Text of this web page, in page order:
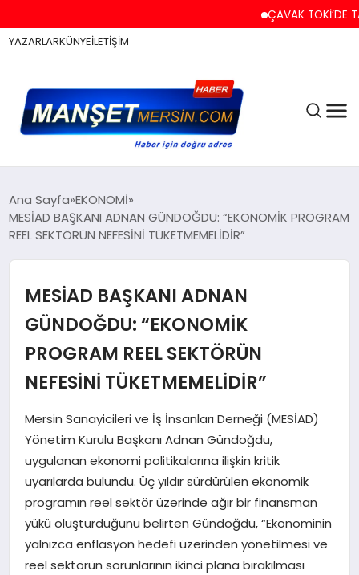
ÇAVAK TOKİ’DE TAPU
YAZARLARKÜNYEİLETİŞİM
ASAYİŞ
EKONOMİ
GÜNDEM
KÜLTÜR SANAT
SAĞLIK
Ana Sayfa EKONOMİ
MESİAD BAŞKANI ADNAN GÜNDOĞDU: “EKONOMİK PROGRAM
REEL SEKTÖRÜN NEFESİNİ TÜKETMEMELİDİR”
MESİAD BAŞKANI ADNAN
GÜNDOĞDU: “EKONOMİK
PROGRAM REEL SEKTÖRÜN
NEFESİNİ TÜKETMEMELİDİR”
​Mersin Sanayicileri ve İş İnsanları Derneği (MESİAD)
Yönetim Kurulu Başkanı Adnan Gündoğdu,
uygulanan ekonomi politikalarına ilişkin kritik
uyarılarda bulundu. Üç yıldır sürdürülen ekonomik
programın reel sektör üzerinde ağır bir finansman
yükü oluşturduğunu belirten Gündoğdu, “Ekonominin
yalnızca enflasyon hedefi üzerinden yönetilmesi ve
reel sektörün sorunlarının ikinci plana bırakılması